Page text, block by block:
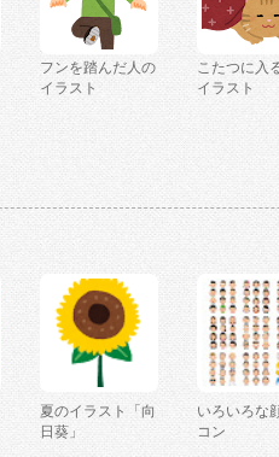
フンを踏んだ人の
イラスト
こたつに入
イラスト
夏のイラスト「向
日葵」
いろいろな
コン